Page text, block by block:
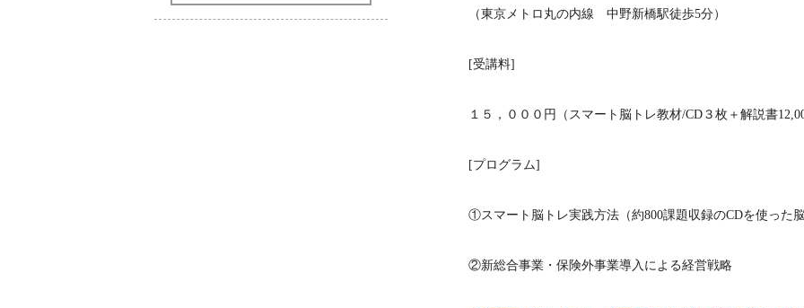
（東京メトロ丸の内線 中野新橋駅徒歩5分）
[受講料]
１５，０００円（スマート脳トレ教材/CD３枚＋解説書
[プログラム]
①スマート脳トレ実践方法（約800課題収録のCDを使った脳
②新総合事業・保険外事業導入による経営戦略